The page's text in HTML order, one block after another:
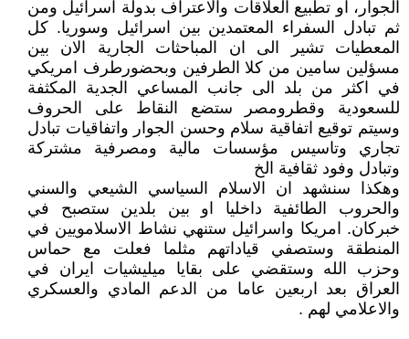
الجوار، او تطبيع العلاقات والاعتراف بدولة اسرائيل ومن
ثم تبادل السفراء المعتمدين بين اسرائيل وسوريا. كل
المعطيات تشير الى ان المباحثات الجارية الان بين
مسؤلين سامين من كلا الطرفين وبحضورطرف امريكي
في اكثر من بلد الى جانب المساعي الجدية المكثفة
للسعودية وقطرومصر ستضع النقاط على الحروف
وسيتم توقيع اتفاقية سلام وحسن الجوار واتفاقيات تبادل
تجاري وتاسيس مؤسسات مالية ومصرفية مشتركة
وتبادل وفود ثقافية الخ
وهكذا سنشهد ان الاسلام السياسي الشيعي والسني
والحروب الطائفية داخليا او بين بلدين ستصبح في
خبركان. امريكا واسرائيل ستنهي نشاط الاسلامويين في
المنطقة وستصفي قياداتهم مثلما فعلت مع حماس
وحزب الله وستقضي على بقايا ميليشيات ايران في
العراق بعد اربعين عاما من الدعم المادي والعسكري
والاعلامي لهم .